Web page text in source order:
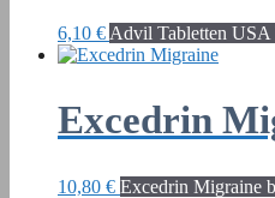
6,10 € Advil Tabletten USA
Excedrin
10,80 € Excedrin Migraine